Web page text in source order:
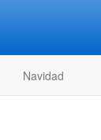
Navidad